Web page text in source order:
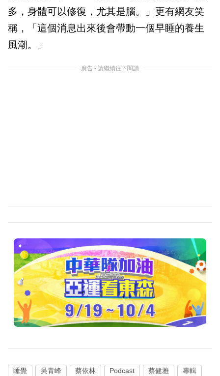
多，身體可以修復，尤其是腦。」更有網友笑
稱，「這個消息出來後會帶動一個早睡的養生
風潮。」
廣告 - 請繼續往下閱讀
睡覺 吳青峰 蔡依林 Podcast 蔡健雅 專輯